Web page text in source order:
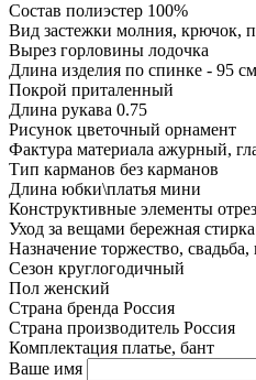
Состав полиэстер 100%
Вид застежки молния, крючок,
Вырез горловины лодочка
Длина изделия по спинке - 95 см
Покрой приталенный
Длина рукава 0.75
Рисунок цветочный орнамент
Фактура материала ажурный,
Тип карманов без карманов
Длина юбки\платья мини
Конструктивные элементы
Уход за вещами бережная
Назначение торжество,
Сезон круглогодичный
Пол женский
Страна бренда Россия
Страна производитель Россия
Комплектация платье, бант
Ваше имя